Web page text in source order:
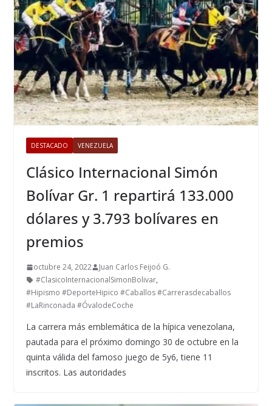
DESTACADO VENEZUELA
Clásico Internacional Simón
Bolívar Gr. 1 repartirá 133.000
dólares y 3.793 bolívares en
premios
octubre 24, 2022
Juan Carlos Feijoó G.
#ClasicoInternacionalSimonBolivar,
#Hipismo #DeporteHipico #Caballos #Carrerasdecaballos
#LaRinconada #ÓvalodeCoche
La carrera más emblemática de la hípica venezolana,
pautada para el próximo domingo 30 de octubre en la
quinta válida del famoso juego de 5y6, tiene 11
inscritos. Las autoridades